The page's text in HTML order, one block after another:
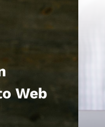
Web